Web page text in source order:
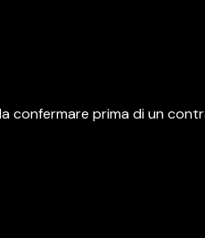
confermare prima di un